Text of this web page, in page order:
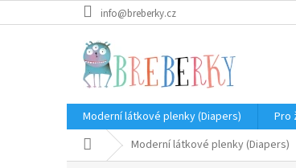
na
info@breberky.cz
Moderní látkové plenky (Diapers) Pro
Domů Moderní látkové plenky (Diapers)